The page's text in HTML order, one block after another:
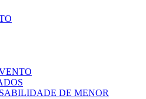
DE MENOR